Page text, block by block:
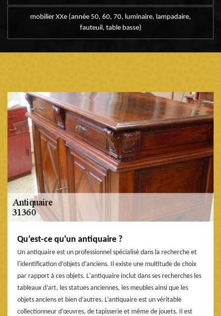
mobilier XXe (année 50, 60, 70, luminaire, lampadaire,
fauteuil, table basse)
Qu’est-ce qu'un antiquaire ?
Un antiquaire est un professionnel spécialisé dans la recherche et
l'identification d’objets d’anciens. Il existe une multitude de choix
par rapport à ces objets. L'antiquaire inclut dans ses recherches les
tableaux d’art, les statues anciennes, les meubles ainsi que les
objets anciens et bien d’autres. L’antiquaire est un véritable
collectionneur d’œuvres, de tapisserie et même de jouets. Il est